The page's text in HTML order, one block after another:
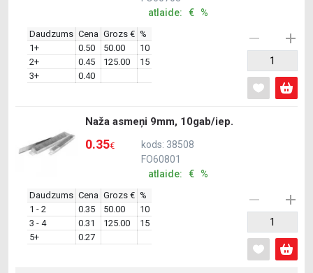
atlaide: € %
Daudzums Cena Grozs € %
1+
0.50 50.00
10
2+
0.45 125.00
15
3+
0.40
Naža asmeņi 9mm, 10gab/iep.
0.35€
kods: 38508
FO60801
atlaide: € %
Daudzums Cena Grozs € %
1 - 2
0.35 50.00
10
3 - 4
0.31 125.00
15
5+
0.27